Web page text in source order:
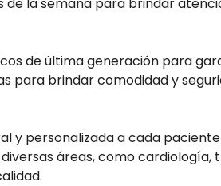
de última generación para
para brindar comodidad y
y personalizada a cada
áreas, como cardiología,